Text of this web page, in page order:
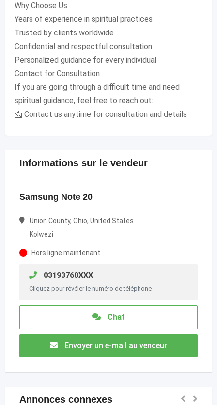
Why Choose Us
Years of experience in spiritual practices
Trusted by clients worldwide
Confidential and respectful consultation
Personalized guidance for every individual
Contact for Consultation
If you are going through a difficult time and need
spiritual guidance, feel free to reach out:
📩 Contact us anytime for consultation and details
Informations sur le vendeur
Samsung Note 20
Union County, Ohio, United States
Kolwezi
Hors ligne maintenant
03193768XXX
Cliquez pour révéler le numéro de téléphone
Chat
Envoyer un e-mail au vendeur
Annonces connexes